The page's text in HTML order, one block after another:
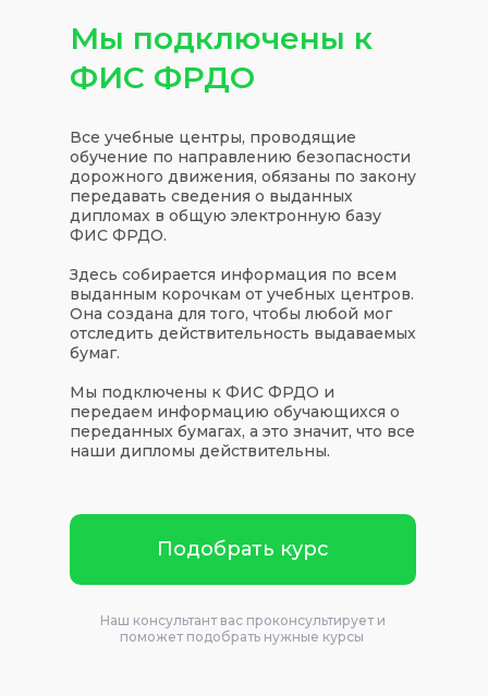
Все учебные центры, проводящие
обучение по направлению безопасности
дорожного движения, обязаны по закону
передавать сведения о выданных
дипломах в общую электронную базу
ФИС ФРДО.
Здесь собирается информация по всем
выданным корочкам от учебных центров.
Она создана для того, чтобы любой мог
отследить действительность выдаваемых
бумаг.
Мы подключены к ФИС ФРДО и
передаем информацию обучающихся о
переданных бумагах, а это значит, что все
наши дипломы действительны.
Наш консультант вас проконсультирует и
поможет подобрать нужные курсы
Подобрать курс
Мы подключены к
ФИС ФРДО